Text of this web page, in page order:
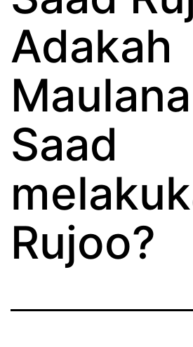
Adakah
Maulana
Saad
Rujoo?